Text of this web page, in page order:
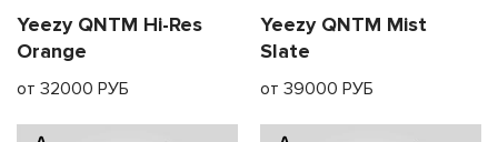
Yeezy QNTM Hi-Res
Orange
от 32000 РУБ
Yeezy QNTM Mist
Slate
от 39000 РУБ